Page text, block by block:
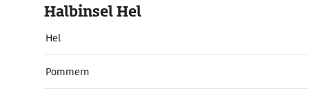
Halbinsel Hel
Hel
Pommern